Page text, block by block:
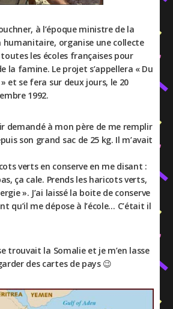
à l’époque ministre de la
humanitaire, organise une collecte
les écoles françaises pour
la famine. Le projet s’appellera « Du
et se fera sur deux jours, le 20
1992.
demandé à mon père de me remplir
son grand sac de 25 kg. Il m’avait
verts en conserve en me disant :
ça cale. Prends les haricots verts,
». J’ai laissé la boite de conserve
qu’il me dépose à l’école… C’était il
trouvait la Somalie et je m’en lasse
des cartes de pays 😉